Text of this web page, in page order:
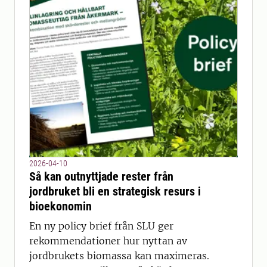
2026-04-10
Så kan outnyttjade rester från
jordbruket bli en strategisk resurs i
bioekonomin
En ny policy brief från SLU ger
rekommendationer hur nyttan av
jordbrukets biomassa kan maximeras.